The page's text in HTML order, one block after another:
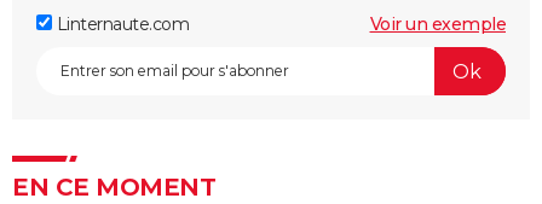
Linternaute.com Voir un exemple
EN CE MOMENT